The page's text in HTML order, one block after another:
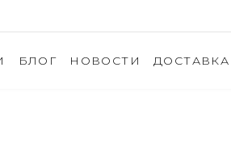
БЛОГ НОВОСТИ ДОСТАВКА